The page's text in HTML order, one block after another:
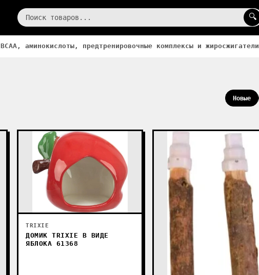
🔍
BCAA, аминокислоты, предтренировочные комплексы и жиросжигатели
Новые
TRIXIE
ДОМИК TRIXIE В ВИДЕ
ЯБЛОКА 61368